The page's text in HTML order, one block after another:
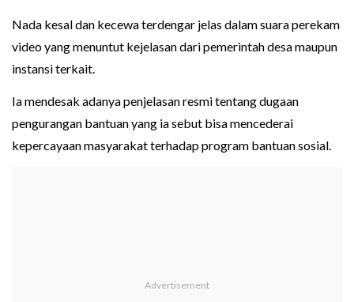
Nada kesal dan kecewa terdengar jelas dalam suara perekam
video yang menuntut kejelasan dari pemerintah desa maupun
instansi terkait.
Ia mendesak adanya penjelasan resmi tentang dugaan
pengurangan bantuan yang ia sebut bisa mencederai
kepercayaan masyarakat terhadap program bantuan sosial.